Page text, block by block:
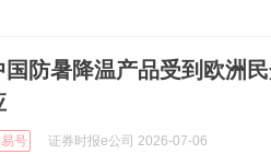
国防暑降温产品受到欧洲
易号 证券时报e公司 2026-07-06